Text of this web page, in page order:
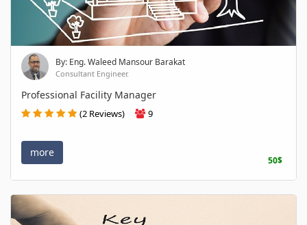
By: Eng. Waleed Mansour Barakat
Consultant Engineer.
Professional Facility Manager
(2 Reviews) 9
more
50$